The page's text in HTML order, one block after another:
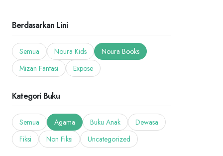
Berdasarkan Lini
Semua Noura Kids
Noura Books
Mizan Fantasi
Expose
Kategori Buku
Semua Agama Buku Anak
Dewasa
Fiksi
Non Fiksi Uncategorized